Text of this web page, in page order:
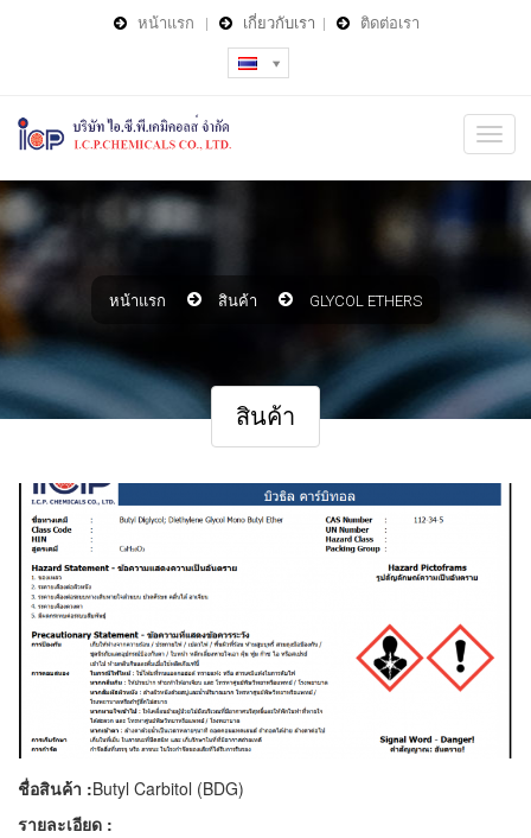
หน้าแรก | เกี่ยวกับเรา | ติดต่อเรา
หน้าแรก สินค้า GLYCOL ETHERS
สินค้า
ชื่อสินค้า :Butyl Carbitol (BDG)
รายละเอียด :